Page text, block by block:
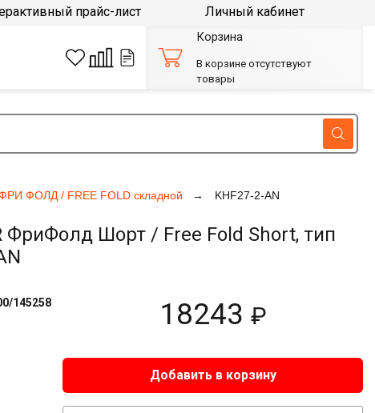
ФОЛД / FREE FOLD складной KHF27-2-AN
Шорт / Free Fold Short, тип
145258 18243 ₽
Добавить в корзину
прайс-лист Личный кабинет
Корзина
В корзине отсутствуют
товары